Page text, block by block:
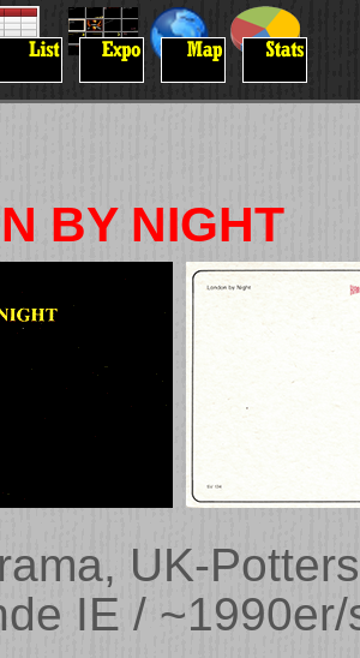
BY NIGHT
UK-
IE / ~1990er/